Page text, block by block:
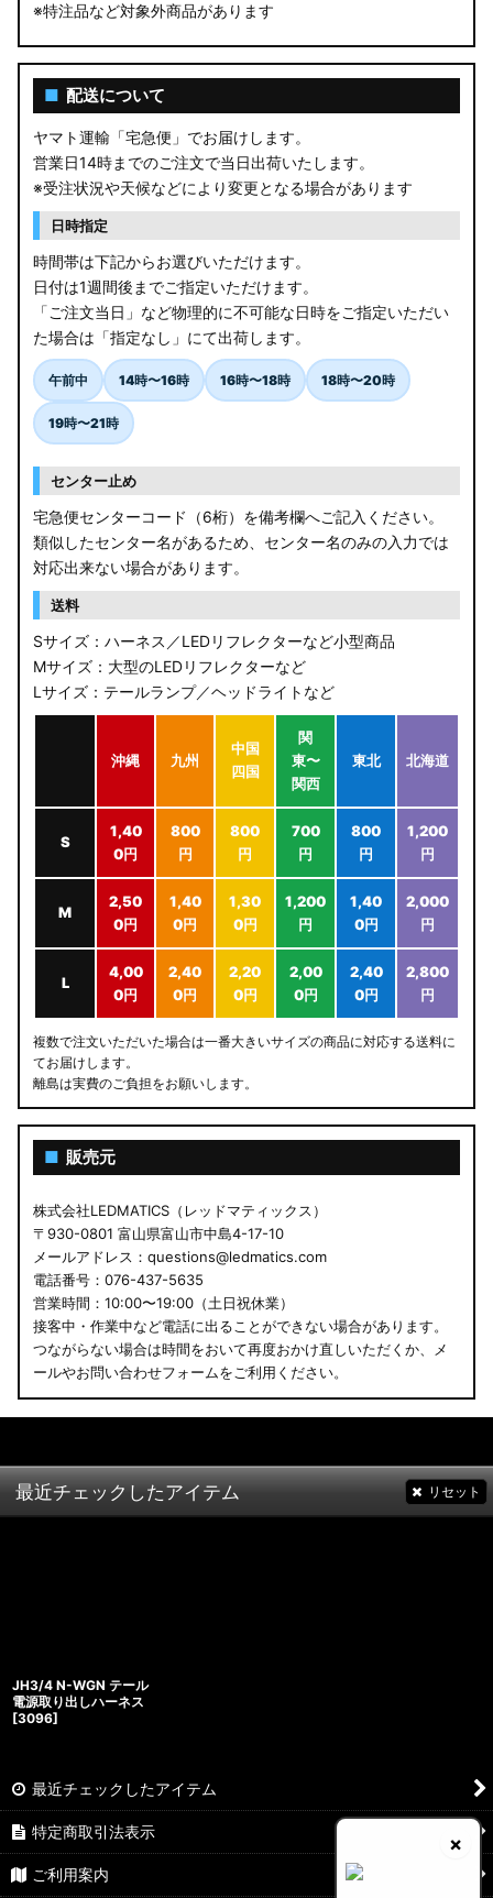
※特注品など対象外商品があります
■ 配送について
ヤマト運輸「宅急便」でお届けします。
営業日14時までのご注文で当日出荷いたします。
※受注状況や天候などにより変更となる場合があります
日時指定
時間帯は下記からお選びいただけます。
日付は1週間後までご指定いただけます。
「ご注文当日」など物理的に不可能な日時をご指定いただい
た場合は「指定なし」にて出荷します。
午前中 14時〜16時 16時〜18時 18時〜20時
19時〜21時
センター止め
宅急便センターコード（6桁）を備考欄へご記入ください。
類似したセンター名があるため、センター名のみの入力では
対応出来ない場合があります。
送料
Sサイズ：ハーネス／LEDリフレクターなど小型商品
Mサイズ：大型のLEDリフレクターなど
Lサイズ：テールランプ／ヘッドライトなど
沖縄 九州
中国
四国
関
東〜
関西
東北 北海道
S
1,40
0円
800
円
800
円
700
円
800
円
1,200
円
M
2,50
0円
1,40
0円
1,30
0円
1,200
円
1,40
0円
2,000
円
L
4,00
0円
2,40
0円
2,20
0円
2,00
0円
2,40
0円
2,800
円
複数で注文いただいた場合は一番大きいサイズの商品に対応する送料に
てお届けします。
離島は実費のご負担をお願いします。
■ 販売元
株式会社LEDMATICS（レッドマティックス）
〒930-0801 富山県富山市中島4-17-10
メールアドレス：questions@ledmatics.com
電話番号：076-437-5635
営業時間：10:00〜19:00（土日祝休業）
接客中・作業中など電話に出ることができない場合があります。
つながらない場合は時間をおいて再度おかけ直しいただくか、メ
ールやお問い合わせフォームをご利用ください。
×
最近チェックしたアイテム リセット
JH3/4 N-WGN テール
電源取り出しハーネス
[3096]
最近チェックしたアイテム
特定商取引法表示
ご利用案内